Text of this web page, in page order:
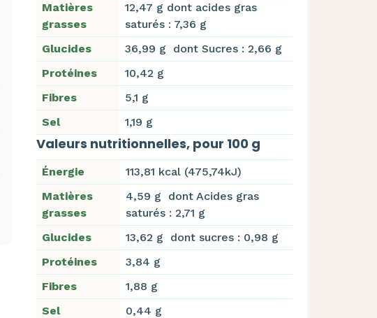
Matières
grasses
12,47 g dont acides gras
saturés : 7,36 g
Glucides
36,99 g dont Sucres : 2,66 g
Protéines
10,42 g
Fibres
5,1 g
Sel
1,19 g
Valeurs nutritionnelles, pour 100 g
Énergie
113,81 kcal (475,74kJ)
Matières
grasses
4,59 g dont Acides gras
saturés : 2,71 g
Glucides
13,62 g dont sucres : 0,98 g
Protéines
3,84 g
Fibres
1,88 g
Sel
0,44 g